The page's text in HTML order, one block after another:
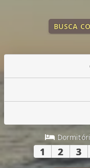
BUSCA
1 2 3